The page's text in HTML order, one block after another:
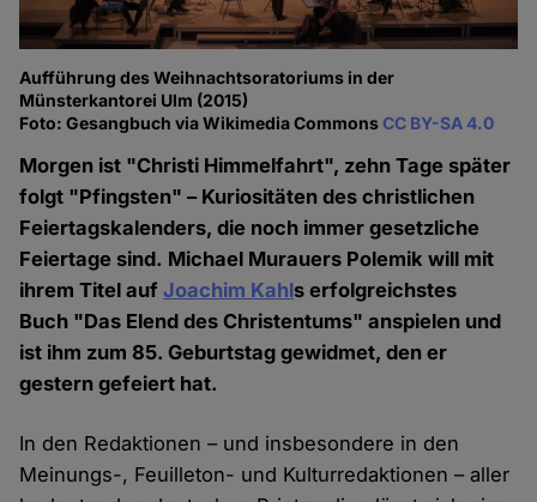
Aufführung des Weihnachtsoratoriums in der
Münsterkantorei Ulm (2015)
Foto: Gesangbuch via Wikimedia CommonsCC BY-SA 4.0
Morgen ist "Christi Himmelfahrt", zehn Tage später
folgt "Pfingsten" – Kuriositäten des christlichen
Feiertagskalenders, die noch immer gesetzliche
Feiertage sind. Michael Murauers Polemik will mit
ihrem Titel aufJoachim Kahls erfolgreichstes
Buch "Das Elend des Christentums" anspielen und
ist ihm zum 85. Geburtstag gewidmet, den er
gestern gefeiert hat.
In den Redaktionen – und insbesondere in den
Meinungs-, Feuilleton- und Kulturredaktionen – aller